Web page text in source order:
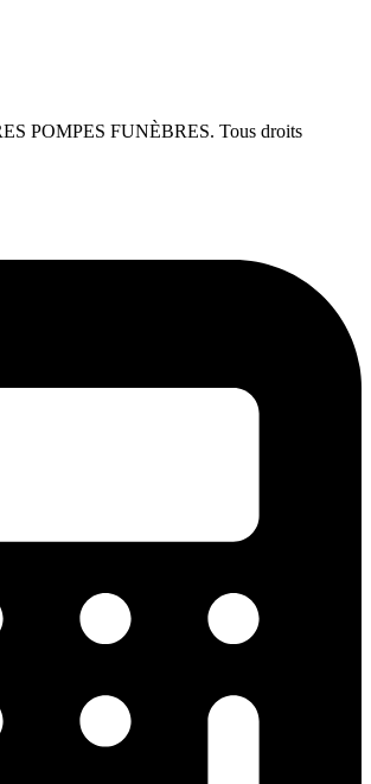
POMPES FUNÈBRES. Tous droits